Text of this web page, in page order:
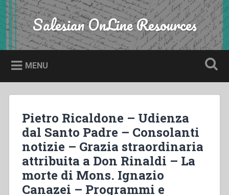
Skip
to
content
Search Salesian OnLine Resources
MENU
Pietro Ricaldone – Udienza
dal Santo Padre – Consolanti
notizie – Grazia straordinaria
attribuita a Don Rinaldi – La
morte di Mons. Ignazio
Canazei – Programmi e